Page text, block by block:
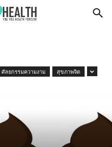
ศัลยกรรมความงาม สุขภาพจิต